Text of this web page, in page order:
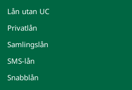
Lån utan UC
Privatlån
Samlingslån
SMS-lån
Snabblån